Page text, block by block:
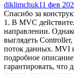
diklimchuk11 фев
Спасибо за
1. В MVC
направлении.
выглядеть
поток данных. MVI
подробное описание
гарантировать, что